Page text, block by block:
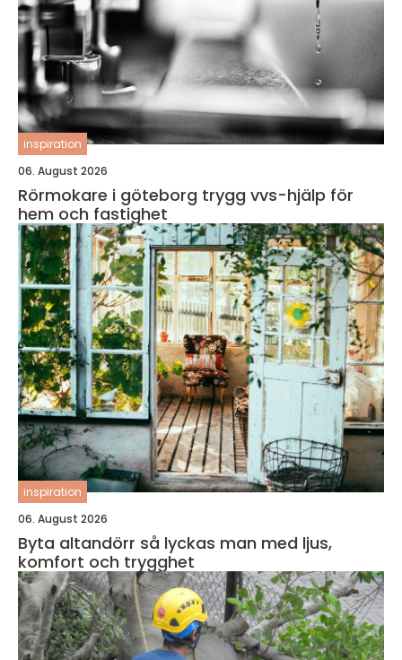
inspiration
06. August 2026
Rörmokare i göteborg trygg vvs-hjälp för
hem och fastighet
inspiration
06. August 2026
Byta altandörr så lyckas man med ljus,
komfort och trygghet